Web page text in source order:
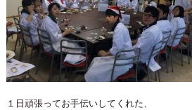
１日頑張ってお手伝いしてくれた、